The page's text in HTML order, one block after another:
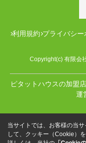
利用規約 プライバシー
Copyright(c) 有限会
ピタットハウスの加盟
運
当サイトでは、お客様の当
して、クッキー（Cookie）を